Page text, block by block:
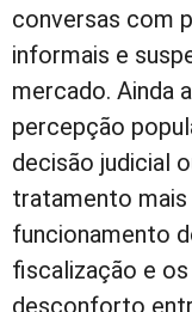
conversas com
informais e
mercado. Ainda
percepção
decisão judicial
tratamento mais
funcionamento
fiscalização e
desconforto